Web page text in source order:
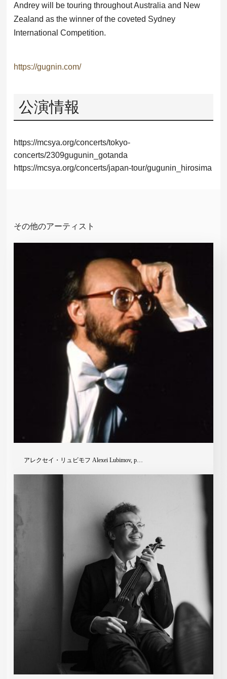
Andrey will be touring throughout Australia and New
Zealand as the winner of the coveted Sydney
International Competition.
https://gugnin.com/
公演情報
https://mcsya.org/concerts/tokyo-
concerts/2309gugunin_gotanda
https://mcsya.org/concerts/japan-tour/gugunin_hirosima
その他のアーティスト
アレクセイ・リュビモフ Alexei Lubimov, p…